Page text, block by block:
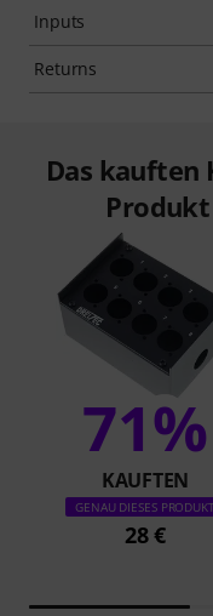
Inputs
Returns
Das kauften
Produkt
71%
KAUFTEN
GENAU DIESES PRODUKT
28 €